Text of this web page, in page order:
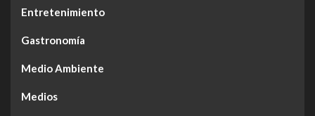
Entretenimiento
Gastronomía
Medio Ambiente
Medios